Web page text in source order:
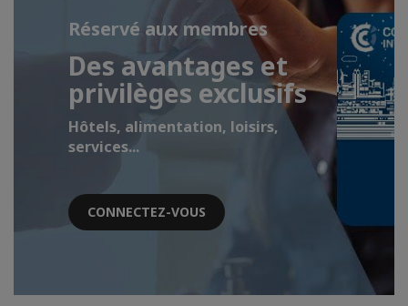
Réservé aux membres
Des avantages et
privilèges exclusifs
Hôtels, alimentation, loisirs,
services...
CONNECTEZ-VOUS